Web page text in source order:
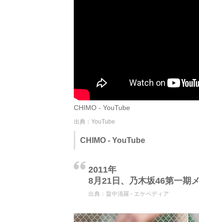
CHIMO - YouTube
出典：YouTube
CHIMO - YouTube
2011年
8月21日、乃木坂46第一期
出典： 畠中清羅 - エケペディア